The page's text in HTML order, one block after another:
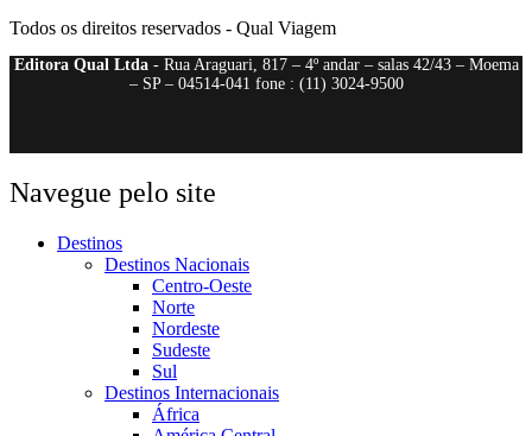
Todos os direitos reservados - Qual Viagem
Editora Qual Ltda- Rua Araguari, 817 – 4º andar – salas 42/43 – Moema
– SP – 04514-041 fone : (11) 3024-9500
Navegue pelo site
Destinos
Destinos Nacionais
Centro-Oeste
Norte
Nordeste
Sudeste
Sul
Destinos Internacionais
África